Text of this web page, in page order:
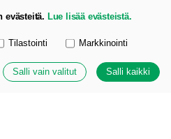
evästeitä. Lue lisää evästeistä.
Tilastointi Markkinointi
Salli vain valitut Salli kaikki